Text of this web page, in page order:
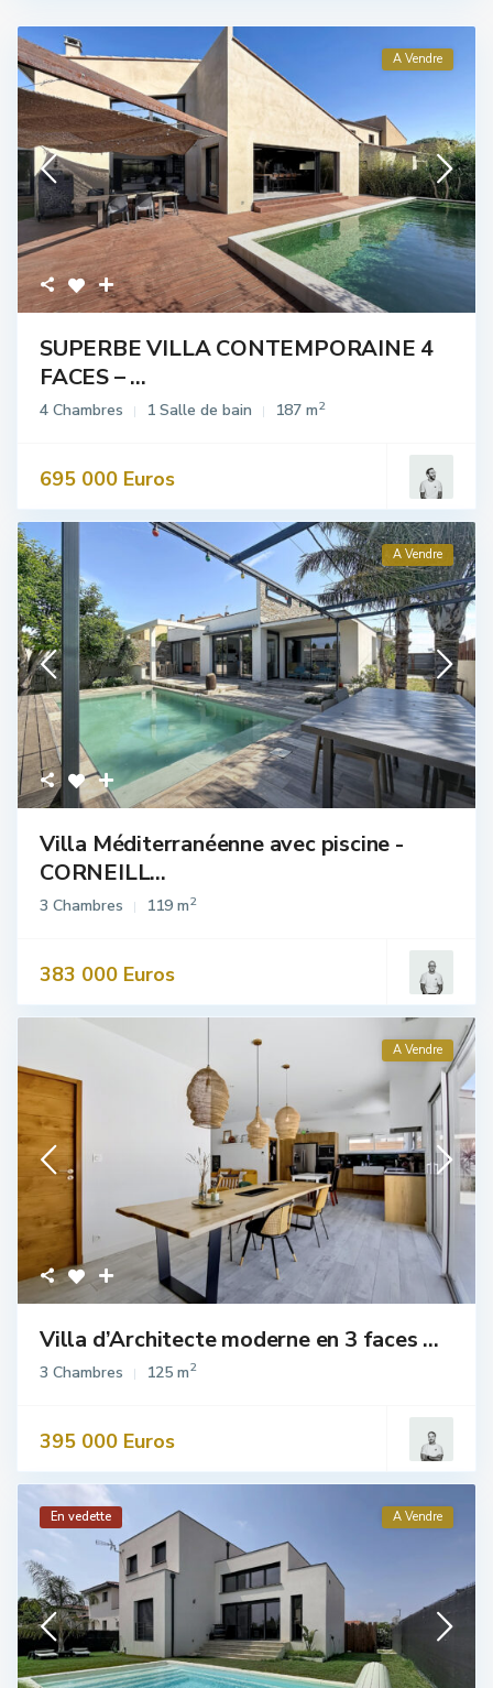
A Vendre
SUPERBE VILLA CONTEMPORAINE 4
FACES – ...
4 Chambres 1 Salle de bain 187 m2
695 000 Euros
A Vendre
Villa Méditerranéenne avec piscine -
CORNEILL...
3 Chambres 119 m2
383 000 Euros
A Vendre
Villa d’Architecte moderne en 3 faces ...
3 Chambres 125 m2
395 000 Euros
En vedette A Vendre